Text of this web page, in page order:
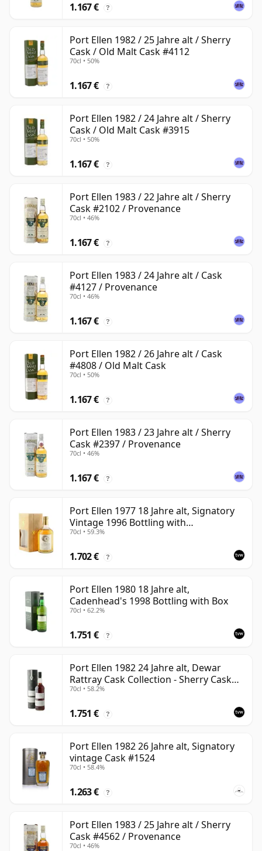
1.167 € ?
Port Ellen 1982 / 25 Jahre alt / Sherry
Cask / Old Malt Cask #4112
70cl • 50%
1.167 € ?
Port Ellen 1982 / 24 Jahre alt / Sherry
Cask / Old Malt Cask #3915
70cl • 50%
1.167 € ?
Port Ellen 1983 / 22 Jahre alt / Sherry
Cask #2102 / Provenance
70cl • 46%
1.167 € ?
Port Ellen 1983 / 24 Jahre alt / Cask
#4127 / Provenance
70cl • 46%
1.167 € ?
Port Ellen 1982 / 26 Jahre alt / Cask
#4808 / Old Malt Cask
70cl • 50%
1.167 € ?
Port Ellen 1983 / 23 Jahre alt / Sherry
Cask #2397 / Provenance
70cl • 46%
1.167 € ?
Port Ellen 1977 18 Jahre alt, Signatory
Vintage 1996 Bottling with
Presentation Box - Cask 5566
70cl • 59.3%
1.702 € ?
Port Ellen 1980 18 Jahre alt,
Cadenhead's 1998 Bottling with Box
70cl • 62.2%
1.751 € ?
Port Ellen 1982 24 Jahre alt, Dewar
Rattray Cask Collection - Sherry Cask
#2463
70cl • 58.2%
1.751 € ?
Port Ellen 1982 26 Jahre alt, Signatory
vintage Cask #1524
70cl • 58.4%
1.263 € ?
Port Ellen 1983 / 25 Jahre alt / Sherry
Cask #4562 / Provenance
70cl • 46%